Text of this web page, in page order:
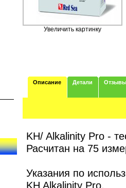
Увеличить картинку
Описание Детали Отзывы
KH/ Alkalinity Pro -
Расчитан на 75
Указания по
KH Alkalinity Pro.